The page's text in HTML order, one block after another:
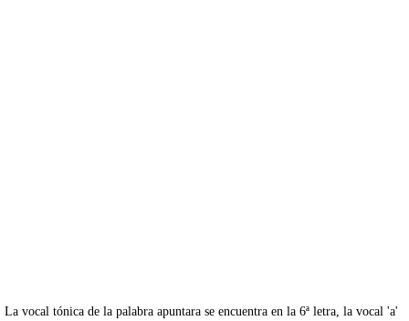
La vocal tónica de la palabra apuntara se encuentra en la 6ª letra, la vocal 'a'